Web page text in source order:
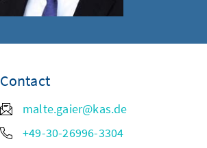
Contact
malte.gaier@kas.de
+49-30-26996-3304